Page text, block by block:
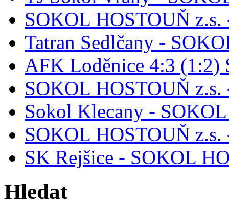
SOKOL HOSTOUŇ
Tatran Sedlčany -
AFK Loděnice 4:3 (1:2)
SOKOL HOSTOUŇ
Sokol Klecany -
SOKOL HOSTOUŇ
SK Rejšice - SOKOL
Hledat